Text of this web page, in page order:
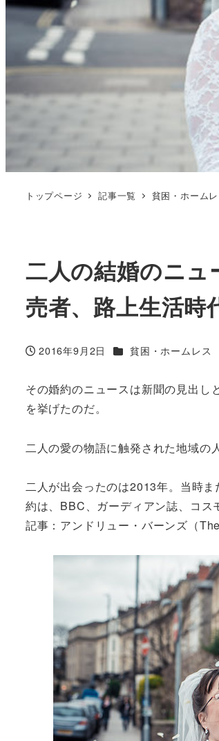
トップページ 記事一覧 貧困・ホーム
二人の結婚のニ
売者、路上生活時
投稿日
2016年9月2日 カテゴリー
貧困・ホームレス
その婚約のニュースは新聞の見出
を挙げたのだ。
二人の愛の物語に触発された地域の
二人が出会ったのは2013年。当時
約は、BBC、ガーディアン誌、コス
記事：アンドリュー・バーンズ（